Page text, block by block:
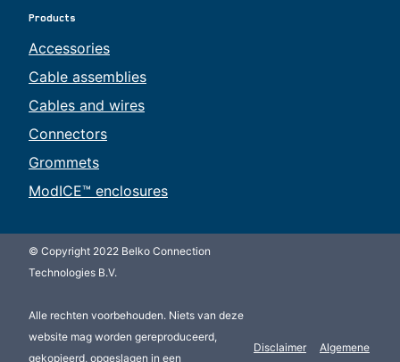
Products
Accessories
Cable assemblies
Cables and wires
Connectors
Grommets
ModICE™ enclosures
© Copyright 2022 Belko Connection
Technologies B.V.
Alle rechten voorbehouden. Niets van deze
website mag worden gereproduceerd,
gekopieerd, opgeslagen in een
Disclaimer
Algemene